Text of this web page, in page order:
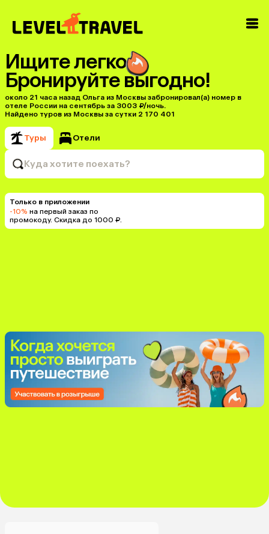
Ищите легко
Бронируйте выгодно!
около 21 часа назад Ольга из Москвы забронировал(а) номер в
отеле России на сентябрь за 3003 ₽/ночь.
Найдено туров из Москвы за сутки 2 170 401
Туры Отели
Куда хотите поехать?
Только в приложении
-10% на первый заказ по
промокоду. Скидка до 1000 ₽.